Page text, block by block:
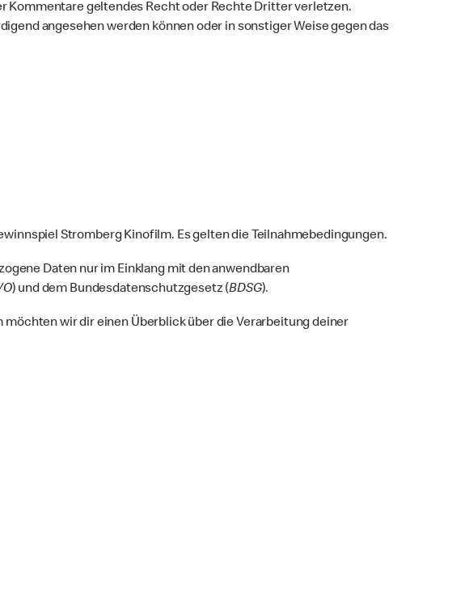
Kommentare geltendes Recht oder Rechte Dritter verletzen.
angesehen werden können oder in sonstiger Weise gegen das
Stromberg Kinofilm. Es gelten die Teilnahmebedingungen.
Daten nur im Einklang mit den anwendbaren
) und dem Bundesdatenschutzgesetz (BDSG).
wir dir einen Überblick über die Verarbeitung deiner